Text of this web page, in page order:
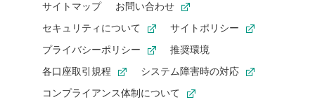
サイトマップ
お問い合わせ
セキュリティについて
サイトポリシー
プライバシーポリシー
推奨環境
各口座取引規程
システム障害時の対応
コンプライアンス体制について